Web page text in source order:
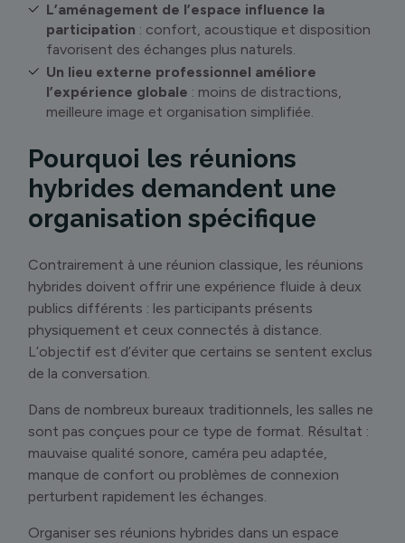
L’aménagement de l’espace influence la
participation : confort, acoustique et disposition
favorisent des échanges plus naturels.
Un lieu externe professionnel améliore
l’expérience globale : moins de distractions,
meilleure image et organisation simplifiée.
Pourquoi les réunions
hybrides demandent une
organisation spécifique
Contrairement à une réunion classique, les réunions
hybrides doivent offrir une expérience fluide à deux
publics différents : les participants présents
physiquement et ceux connectés à distance.
L’objectif est d’éviter que certains se sentent exclus
de la conversation.
Dans de nombreux bureaux traditionnels, les salles ne
sont pas conçues pour ce type de format. Résultat :
mauvaise qualité sonore, caméra peu adaptée,
manque de confort ou problèmes de connexion
perturbent rapidement les échanges.
Organiser ses réunions hybrides dans un espace